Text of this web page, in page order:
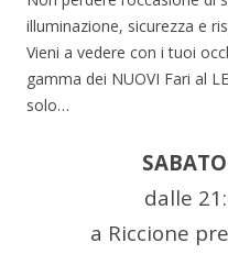
illuminazione, sicurezza e
Vieni a vedere con i tuoi
gamma dei NUOVI Fari al
solo…
dalle
a Riccione